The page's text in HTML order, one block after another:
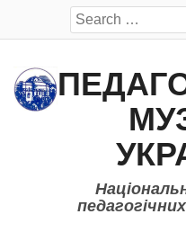
Search
for: